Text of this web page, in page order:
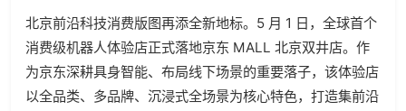
北京前沿科技消费版图再添全新地标。5 月 1 日，全球首个
消费级机器人体验店正式落地京东 MALL 北京双井店。作
为京东深耕具身智能、布局线下场景的重要落子，该体验店
以全品类、多品牌、沉浸式全场景为核心特色，打造集前沿